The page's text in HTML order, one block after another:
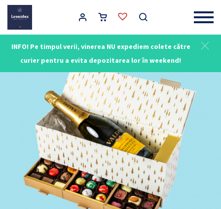
INFO! Pe timpul verii, vinerea NU expediem colete către
curier pentru a evita depozitarea lor în weekend!
Main Navigation
NOU